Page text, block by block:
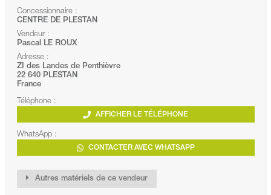
Concessionnaire :
CENTRE DE PLESTAN
Vendeur :
Pascal LE ROUX
Adresse :
ZI des Landes de Penthièvre
22 640 PLESTAN
France
Téléphone :
AFFICHER LE TÉLÉPHONE
WhatsApp :
CONTACTER AVEC WHATSAPP
Autres matériels de ce vendeur